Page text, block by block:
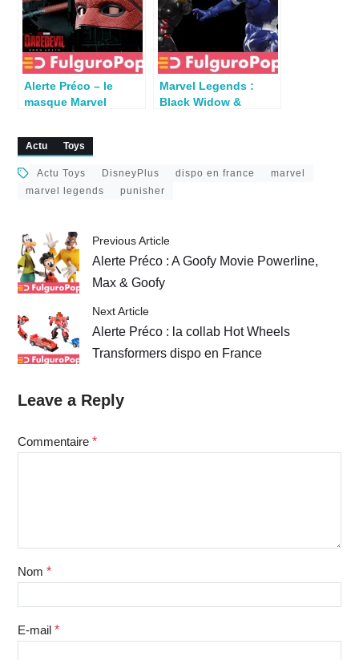
Alerte Préco – le
masque Marvel
Marvel Legends :
Black Widow &
Actu Toys
Actu Toys DisneyPlus dispo en france
marvel
marvel legends
punisher
Previous Article
Alerte Préco : A Goofy Movie Powerline,
Max & Goofy
Next Article
Alerte Préco : la collab Hot Wheels
Transformers dispo en France
Leave a Reply
Commentaire *
Nom *
E-mail *